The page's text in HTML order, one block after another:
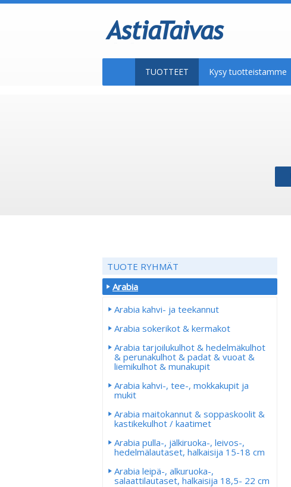
TUOTTEET Kysy tuotteistamme
TUOTE RYHMÄT
Arabia
Arabia kahvi- ja teekannut
Arabia sokerikot & kermakot
Arabia tarjoilukulhot & hedelmäkulhot
& perunakulhot & padat & vuoat &
liemikulhot & munakupit
Arabia kahvi-, tee-, mokkakupit ja
mukit
Arabia maitokannut & soppaskoolit &
kastikekulhot / kaatimet
Arabia pulla-, jälkiruoka-, leivos-,
hedelmälautaset, halkaisija 15-18 cm
Arabia leipä-, alkuruoka-,
salaattilautaset, halkaisija 18,5- 22 cm